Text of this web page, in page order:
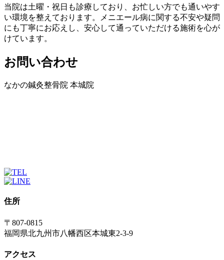
当院は土曜・祝日も診療しており、お忙しい方でも通いやす
い環境を整えております。メニエール病に関する不安や疑問
にも丁寧にお応えし、安心して通っていただける施術を心が
けています。
お問い合わせ
なかの鍼灸整骨院 本城院
住所
〒807-0815
福岡県北九州市八幡西区本城東2-3-9
アクセス